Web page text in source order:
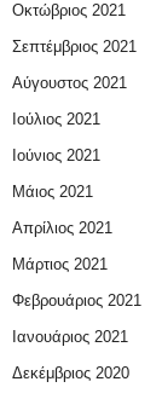
Οκτώβριος 2021
Σεπτέμβριος 2021
Αύγουστος 2021
Ιούλιος 2021
Ιούνιος 2021
Μάιος 2021
Απρίλιος 2021
Μάρτιος 2021
Φεβρουάριος 2021
Ιανουάριος 2021
Δεκέμβριος 2020